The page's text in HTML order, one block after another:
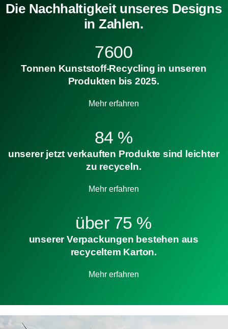
Die Nachhaltigkeit unseres Designs
in Zahlen.
7600
Tonnen Kunststoff-Recycling in unseren
Produkten bis 2025.
Mehr erfahren
84 %
unserer jetzt verkauften Produkte sind leichter
zu recyceln.
Mehr erfahren
über 75 %
unserer Verpackungen bestehen aus
recyceltem Karton.
Mehr erfahren